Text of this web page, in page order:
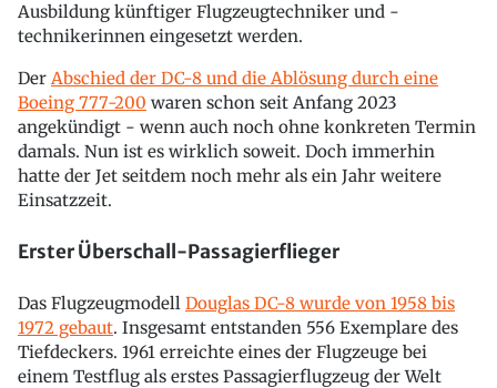
Ausbildung künftiger Flugzeugtechniker und -
technikerinnen eingesetzt werden.
Der Abschied der DC-8 und die Ablösung durch eine
Boeing 777-200 waren schon seit Anfang 2023
angekündigt - wenn auch noch ohne konkreten Termin
damals. Nun ist es wirklich soweit. Doch immerhin
hatte der Jet seitdem noch mehr als ein Jahr weitere
Einsatzzeit.
Erster Überschall-Passagierflieger
Das Flugzeugmodell Douglas DC-8 wurde von 1958 bis
1972 gebaut. Insgesamt entstanden 556 Exemplare des
Tiefdeckers. 1961 erreichte eines der Flugzeuge bei
einem Testflug als erstes Passagierflugzeug der Welt